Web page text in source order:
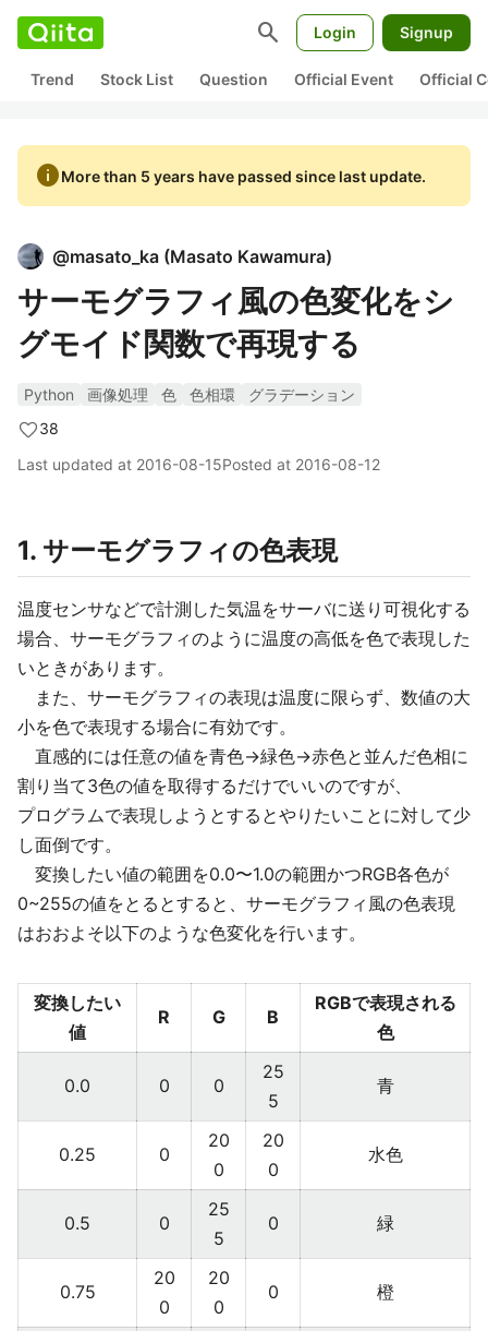
search Login Signup
Trend Stock List Question Official Event Official
infoMore than 5 years have passed since last update.
@masato_ka (Masato Kawamura)
サーモグラフィ風の色変化をシ
グモイド関数で再現する
Python 画像処理 色 色相環
グラデーション
38
Last updated at 2016-08-15Posted at 2016-08-12
1. サーモグラフィの色表現
温度センサなどで計測した気温をサーバに送り可視化する
場合、サーモグラフィのように温度の高低を色で表現した
いときがあります。
また、サーモグラフィの表現は温度に限らず、数値の大
小を色で表現する場合に有効です。
直感的には任意の値を青色→緑色→赤色と並んだ色相に
割り当て3色の値を取得するだけでいいのですが、
プログラムで表現しようとするとやりたいことに対して少
し面倒です。
変換したい値の範囲を0.0〜1.0の範囲かつRGB各色が
0~255の値をとるとすると、サーモグラフィ風の色表現
はおおよそ以下のような色変化を行います。
変換したい
値
R G B
RGBで表現される
色
0.0 0 0
25
5
青
0.25 0
20
0
20
0
水色
0.5 0
25
5
0 緑
0.75
20
0
20
0
0 橙